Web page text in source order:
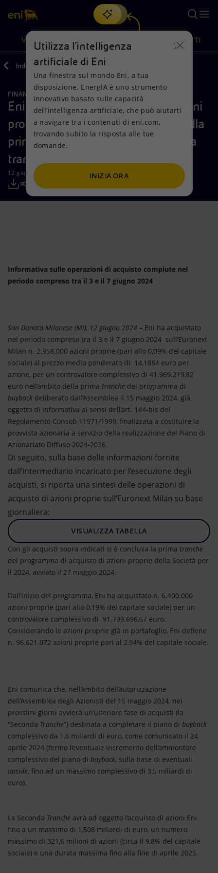
Cerca
scopri EnergIA, la nostra nuova soluzione di intelligenza
artificiale.
VISIONE
Visione
Mission e valori
Persone e Partnership
Net Zero
Modello satellitare
Scenari energetici
Azioni
Diversificazione energetica
Tecnologie per la transizione
Collaborazioni per l'innovazione
Attività nel mondo
PRODOTTI
Prodotti
Casa
Imprese
Mobilità
Indietro Media Comunicati Stampa
FINANZA, STRATEGIA E REPORT
Eni - programma di acquisto di azioni
proprie per il 2024: conclusione della
prima tranche e avvio della seconda
tranche
12 giugno 2024 - 12:37 CEST
Informativa sulle operazioni di acquisto compiute nel
periodo compreso tra il 3 e il 7 giugno 2024
San Donato Milanese (MI), 12 giugno 2024 – Eni ha acquistato
nel periodo compreso tra il 3 e il 7 giugno 2024 sull’Euronext
Milan n. 2.958.000 azioni proprie (pari allo 0,09% del capitale
sociale) al prezzo medio ponderato di 14,1884 euro per
azione, per un controvalore complessivo di 41.969.219,82
euro nell’ambito della prima tranche del programma di
buyback deliberato dall’Assemblea il 15 maggio 2024, già
oggetto di informativa ai sensi dell’art. 144-bis del
Regolamento Consob 11971/1999, finalizzata a costituire la
provvista azionaria a servizio della realizzazione del Piano di
Azionariato Diffuso 2024-2026.
Di seguito, sulla base delle informazioni fornite
dall’intermediario incaricato per l’esecuzione degli
acquisti, si riporta una sintesi delle operazioni di
acquisto di azioni proprie sull’Euronext Milan su base
giornaliera:
VISUALIZZA TABELLA
Con gli acquisti sopra indicati si è conclusa la prima tranche
del programma di acquisto di azioni proprie della Società per
il 2024, avviato il 27 maggio 2024.
Dall’inizio del programma, Eni ha acquistato n. 6.400.000
azioni proprie (pari allo 0,19% del capitale sociale) per un
controvalore complessivo di 91.799.696,67 euro.
Considerando le azioni proprie già in portafoglio, Eni detiene
n. 96.621.072 azioni proprie pari al 2,94% del capitale sociale.
Eni comunica che, nell’ambito dell’autorizzazione
dell’Assemblea degli Azionisti del 15 maggio 2024, nei
prossimi giorni avvierà un’ulteriore fase di acquisti (la
“Seconda Tranche”) destinata a completare il piano di buyback
complessivo da 1,6 miliardi di euro, come comunicato il 24
aprile 2024 (fermo l’eventuale incremento dell’ammontare
complessivo del piano di buyback, sulla base di eventuali
upside, fino ad un massimo complessivo di 3,5 miliardi di
euro).
La Seconda Tranche avrà ad oggetto l’acquisto di azioni Eni
fino a un massimo di 1,508 miliardi di euro, un numero
massimo di 321,6 milioni di azioni (circa il 9,8% del capitale
sociale) e una durata massima fino alla fine di aprile 2025.
Utilizza l'intelligenza
artificiale di Eni
Una finestra sul mondo Eni, a tua
disposizione. EnergIA è uno strumento
innovativo basato sulle capacità
dell’intelligenza artificiale, che può aiutarti
a navigare tra i contenuti di eni.com,
trovando subito la risposta alle tue
domande.
INIZIA ORA